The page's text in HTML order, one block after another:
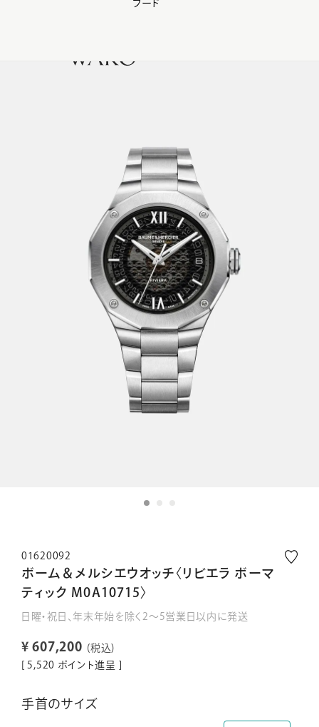
【会員様限定】夏のプレゼントキャンペーン開催中
フード
01620092
ボーム＆メルシエウオッチ〈リビエラ ボーマ
ティック M0A10715〉
日曜・祝日、年末年始を除く2～5営業日以内に発送
¥ 607,200
税込
5,520 ポイント進呈 ]
手首のサイズ